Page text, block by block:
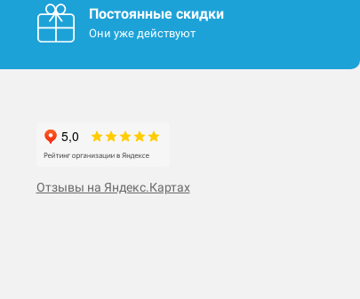
Постоянные скидки
Они уже действуют
Отзывы на Яндекс.Картах